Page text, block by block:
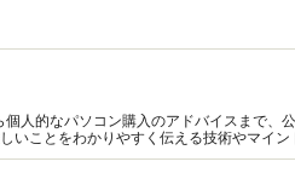
人的なパソコン購入のアドバイスまで、
いことをわかりやすく伝える技術やマイ
執筆やインタビュー紹介などもアリ。